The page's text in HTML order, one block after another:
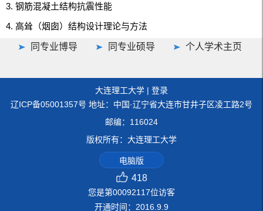
钢筋混凝土结构抗震性能
高耸（烟囱）结构设计理论与方法
同专业博导 同专业硕导 个人学术主页
大连理工大学 | 登录
辽ICP备05001357号 地址：中国·辽宁省大连市甘井子区凌工路2号
邮编：116024
版权所有：大连理工大学
电脑版
418
您是第00092117位访客
开通时间： 2016 9 9